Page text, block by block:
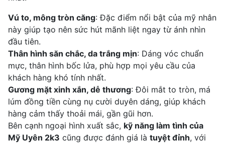
Vú to, mông tròn căng: Đặc điểm nổi bật của mỹ nhân
này giúp tạo nên sức hút mãnh liệt ngay từ ánh nhìn
đầu tiên.
Thân hình săn chắc, da trắng mịn: Dáng vóc chuẩn
mực, thân hình bốc lửa, phù hợp mọi yêu cầu của
khách hàng khó tính nhất.
Gương mặt xinh xắn, dễ thương: Đôi mắt to tròn, má
lúm đồng tiền cùng nụ cười duyên dáng, giúp khách
hàng cảm thấy thoải mái, gần gũi hơn.
Bên cạnh ngoại hình xuất sắc, kỹ năng làm tình của
Mỹ Uyên 2k3 cũng được đánh giá là tuyệt đỉnh, với